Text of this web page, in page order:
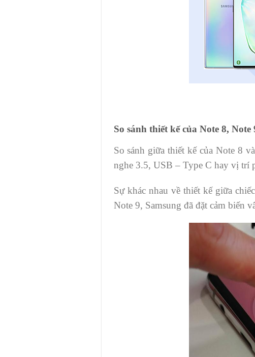
So sánh thiết kế của Note 8, Note
So sánh giữa thiết kế của Note 8
nghe 3.5, USB – Type C hay vị trí
Sự khác nhau về thiết kế giữa
Note 9, Samsung đã đặt cảm biến